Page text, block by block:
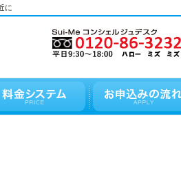
に